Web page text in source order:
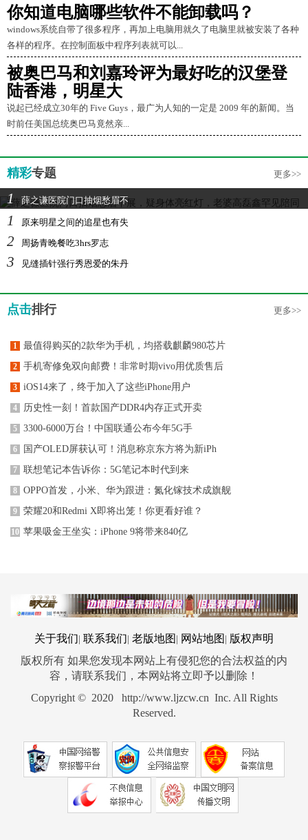
你知道电脑哪些软件不能卸载吗？
windows系统自带了很多程序，再加上电脑用就久了电脑里就被安装了各种
各样的程序。在控制面板中程序列表就可以...
被奥巴马和刘嘉玲评为最好吃的汉堡登
陆香港，明星大
说起已经成立30年的 Five Guys，最广为人知的一定是 2009 年的新闻。当
时前任美国总统奥巴马竟然亲...
精彩专题 更多>>
1 薛之谦医院门口抽烟愁眉不
1 原来明星之间的追星也有失
2 周扬青晚餐吃3hrs罗志
3 见缝插针强行秀恩爱的朱丹
点击排行 更多>>
1 最值得购买的2款华为手机，均搭载麒麟980芯片
2 手机寄修免双向邮费！非常时期vivo用优质售后
3 iOS14来了，终于加入了这些iPhone用户
4 历史性一刻！首款国产DDR4内存正式开卖
5 3300-6000万台！中国联通公布今年5G手
6 国产OLED屏获认可！消息称京东方将为新iPh
7 联想笔记本告诉你：5G笔记本时代到来
8 OPPO首发，小米、华为跟进：氮化镓技术成旗舰
9 荣耀20和Redmi X即将出笼！你更看好谁？
10 苹果吸金王坐实：iPhone 9将带来840亿
关于我们 联系我们 老版地图 网站地图
版权声明
版权所有 如果您发现本网站上有侵犯您的合法权益的内
容，请联系我们，本网站将立即予以删除！
Copyright © 2020 http://www.ljzcw.cn Inc. All Rights
Reserved.